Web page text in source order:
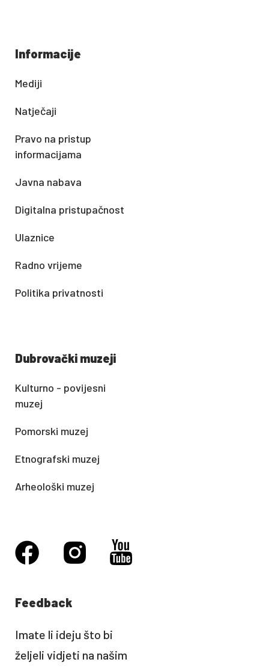
Informacije
Mediji
Natječaji
Pravo na pristup
informacijama
Javna nabava
Digitalna pristupačnost
Ulaznice
Radno vrijeme
Politika privatnosti
Dubrovački muzeji
Kulturno - povijesni
muzej
Pomorski muzej
Etnografski muzej
Arheološki muzej
Feedback
Imate li ideju što bi
željeli vidjeti na našim